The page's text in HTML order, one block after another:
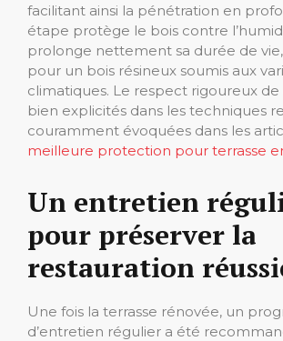
facilitant ainsi la pénétration en
étape protège le bois contre
prolonge nettement sa durée de
pour un bois résineux soumis aux
climatiques. Le respect rigoureux de
bien explicités dans les techniques
couramment évoquées dans les
meilleure protection pour terrasse
Un entretien
pour préserver la
restauration
Une fois la terrasse rénovée, un
d’entretien régulier a été